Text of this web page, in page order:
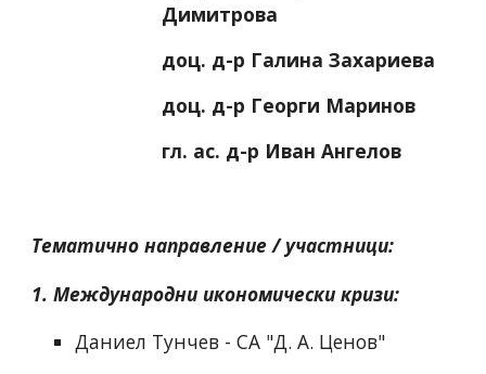
Димитрова
доц. д-р Галина Захариева
доц. д-р Георги Маринов
гл. ас. д-р Иван Ангелов
Тематично направление / участници:
1. Международни икономически кризи:
Даниел Тунчев - СА "Д. А. Ценов"